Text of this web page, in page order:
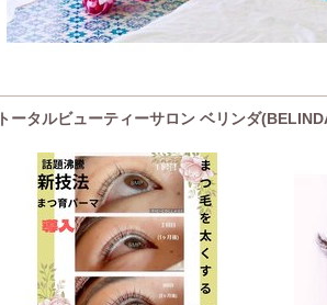
トータルビューティーサロン ベリンダ